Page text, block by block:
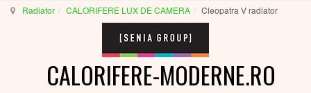
Radiator CALORIFERE LUX DE CAMERA Cleopatra V radiator
CALORIFERE-MODERNE.RO